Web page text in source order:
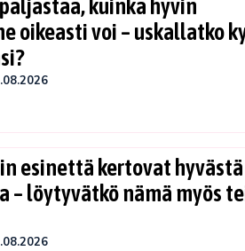
kuinka hyvin
oikeasti voi – uskallatko
esinettä kertovat hyvästä
– löytyvätkö nämä myös